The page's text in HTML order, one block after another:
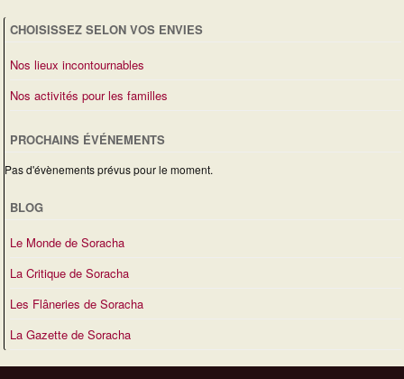
Post navigation
CHOISISSEZ SELON VOS ENVIES
Nos lieux incontournables
Nos activités pour les familles
PROCHAINS ÉVÉNEMENTS
Pas d'évènements prévus pour le moment.
BLOG
Le Monde de Soracha
La Critique de Soracha
Les Flâneries de Soracha
La Gazette de Soracha